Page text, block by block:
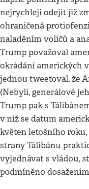
nejrychleji odejít již
ohraničená
naladěním voličů a
Trump považoval
okrádání amerických
jednou tweetoval, že
(Nebyli, generálové
Trump pak s
v níž se datum
květen letošního
strany Tálibánu
vyjednávat s vládou,
podmíněno